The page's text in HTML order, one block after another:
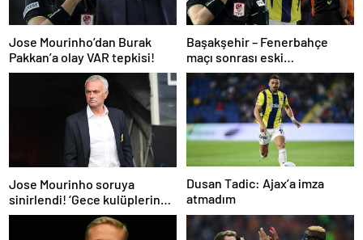
Jose Mourinho’dan Burak
Pakkan’a olay VAR tepkisi!
Başakşehir – Fenerbahçe
maçı sonrası eski
hakemlerden penaltı ve gol
iptali çıkışı! ‘2 kırmızı kartı
atladı’
Jose Mourinho soruya
sinirlendi! ‘Gece kulüplerine
gidip keyif alıyorum’
Dusan Tadic: Ajax’a imza
atmadım